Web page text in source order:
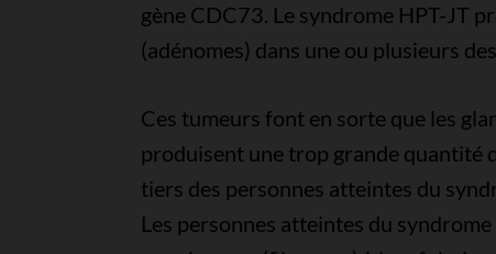
gène CDC73. Le syndrome HPT-JT
(adénomes) dans une ou plusieurs des
Ces tumeurs font en sorte que les
produisent une trop grande quantité
tiers des personnes atteintes du
Les personnes atteintes du